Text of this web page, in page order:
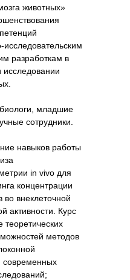
животных»
исследовательским
разработкам в
исследовании
младшие
сотрудники.
навыков работы
in vivo для
концентрации
внеклеточной
активности. Курс
теоретических
методов
современных